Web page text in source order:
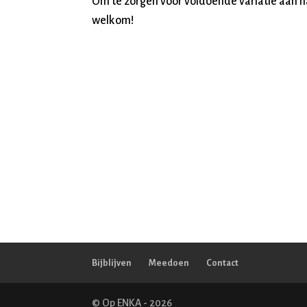
welkom!
Bijblijven Meedoen Contact
© Op ENKA - 2026